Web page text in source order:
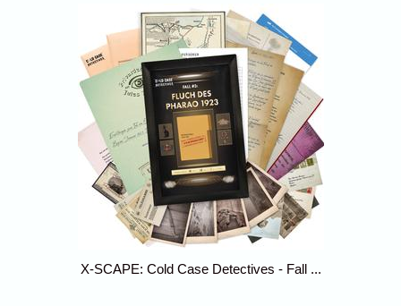
X-SCAPE: Cold Case Detectives - Fall ...